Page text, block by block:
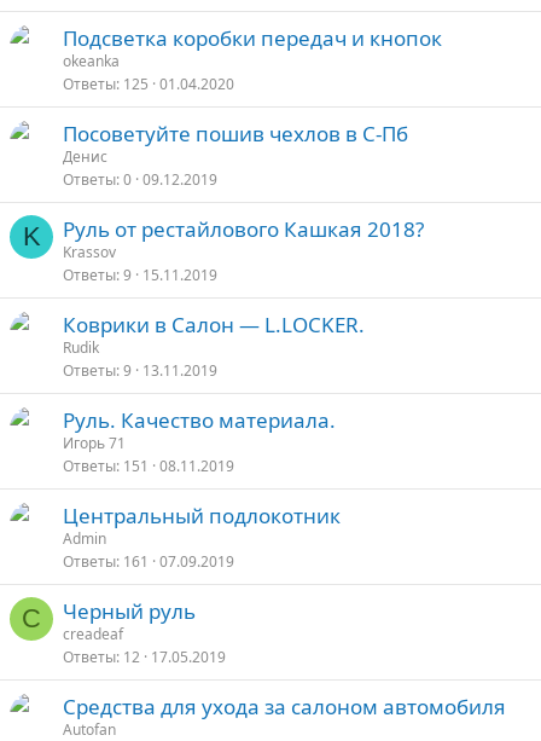
Подсветка коробки передач и кнопок
okeanka
Ответы 125 01.04.2020
Посоветуйте пошив чехлов в С-Пб
Денис
Ответы 0 09.12.2019
K Руль от рестайлового Кашкая 2018?
Krassov
Ответы 9 15.11.2019
Коврики в Салон — L.LOCKER.
Rudik
Ответы 9 13.11.2019
Руль. Качество материала.
Игорь 71
Ответы 151 08.11.2019
Центральный подлокотник
Admin
Ответы 161 07.09.2019
C Черный руль
creadeaf
Ответы 12 17.05.2019
Средства для ухода за салоном автомобиля
Autofan